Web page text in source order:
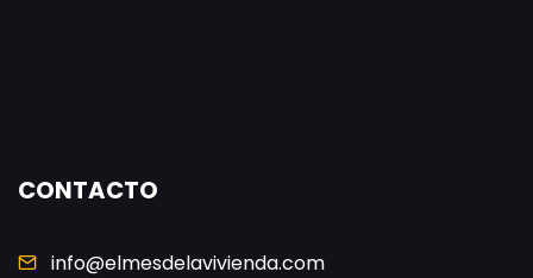
CONTACTO
info@elmesdelavivienda.com